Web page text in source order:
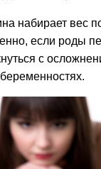
набирает вес
если роды
с